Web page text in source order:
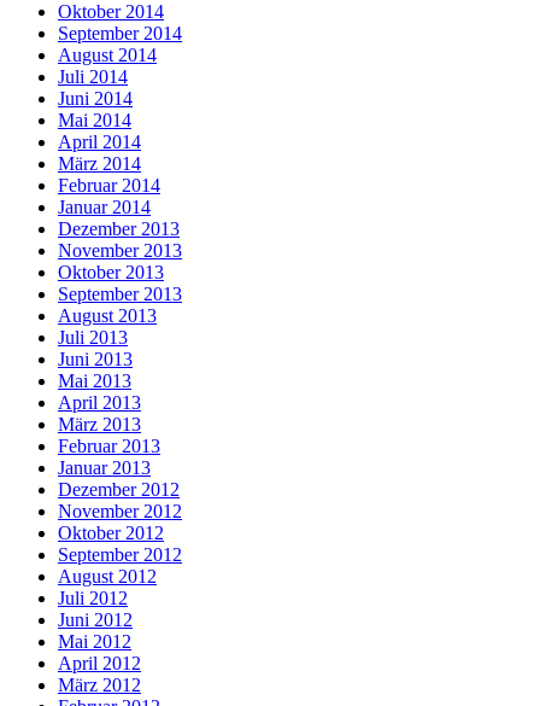
Oktober 2014
September 2014
August 2014
Juli 2014
Juni 2014
Mai 2014
April 2014
März 2014
Februar 2014
Januar 2014
Dezember 2013
November 2013
Oktober 2013
September 2013
August 2013
Juli 2013
Juni 2013
Mai 2013
April 2013
März 2013
Februar 2013
Januar 2013
Dezember 2012
November 2012
Oktober 2012
September 2012
August 2012
Juli 2012
Juni 2012
Mai 2012
April 2012
März 2012